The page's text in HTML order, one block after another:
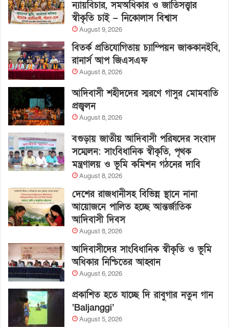
ন্যায়বিচার, সমঅধিকার ও জাতিসত্ত্বার
স্বীকৃতি চাই – নিকোলাস বিশ্বাস
August 9, 2026
বিতর্ক প্রতিযোগিতায় চ্যাম্পিয়ন জাককানইবি,
রানার্স আপ জিএসএফ
August 8, 2026
আদিবাসী শহীদদের স্মরণে গাসুর মোমবাতি
প্রজ্বলন
August 8, 2026
বগুড়ায় জাতীয় আদিবাসী পরিষদের সংবাদ
সম্মেলন: সাংবিধানিক স্বীকৃতি, পৃথক
মন্ত্রণালয় ও ভূমি কমিশন গঠনের দাবি
August 8, 2026
দেশের রাজধানীসহ বিভিন্ন স্থানে নানা
আয়োজনে পালিত হচ্ছে আন্তর্জাতিক
আদিবাসী দিবস
August 8, 2026
আদিবাসীদের সাংবিধানিক স্বীকৃতি ও ভূমি
অধিকার নিশ্চিতের আহ্বান
August 6, 2026
প্রকাশিত হতে যাচ্ছে দি রাবুগার নতুন গান
‘Baljanggi’
August 5, 2026